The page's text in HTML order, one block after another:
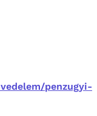
penzugyi-